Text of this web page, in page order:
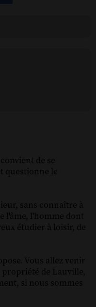
de se
questionne le
sans connaître à
l'âme, l'homme dont
étudier à loisir, de
Vous allez venir
propriété de Lauville,
si nous sommes